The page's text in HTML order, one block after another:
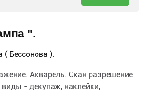
".
( Бессонова ).
Акварель. Скан разрешение
виды - декупаж, наклейки,